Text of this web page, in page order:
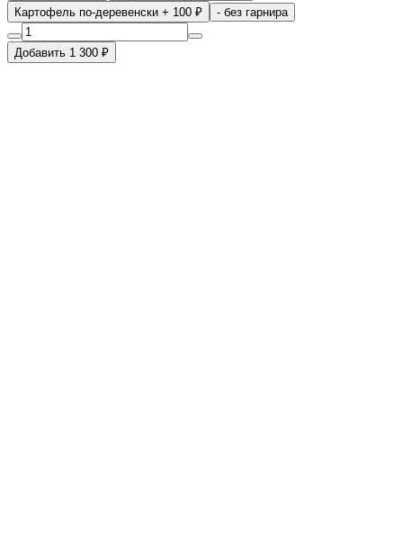
Картофель по-деревенски + 100 ₽ - без гарнира
Добавить 1 300 ₽